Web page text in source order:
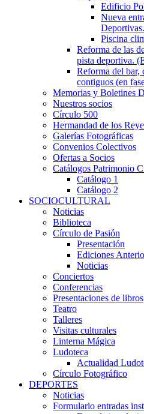
Edificio
Nueva
Piscina
Reforma de las
pista deportiva.
Reforma del bar,
contiguos (en
Memorias y Boletines
Nuestros socios
Círculo 500
Hermandad de los
Galerías Fotográficas
Convenios Colectivos
Ofertas a Socios
Catálogos Patrimonio
Catálogo 1
Catálogo 2
SOCIOCULTURAL
Noticias
Biblioteca
Círculo de Pasión
Presentación
Ediciones
Noticias
Conciertos
Conferencias
Presentaciones de libros
Teatro
Talleres
Visitas culturales
Linterna Mágica
Ludoteca
Actualidad
Círculo Fotográfico
DEPORTES
Noticias
Formulario entradas